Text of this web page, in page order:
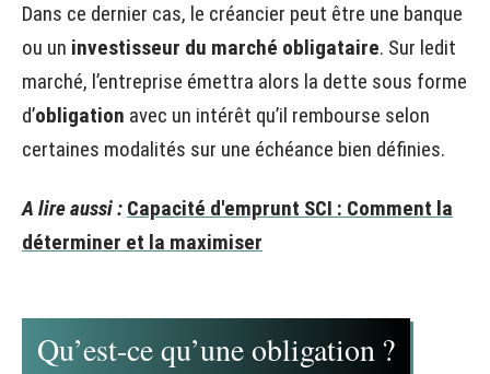
Dans ce dernier cas, le créancier peut être une banque
ou un investisseur du marché obligataire. Sur ledit
marché, l’entreprise émettra alors la dette sous forme
d’obligation avec un intérêt qu’il rembourse selon
certaines modalités sur une échéance bien définies.
A lire aussi : Capacité d'emprunt SCI : Comment la
déterminer et la maximiser
Qu’est-ce qu’une obligation ?